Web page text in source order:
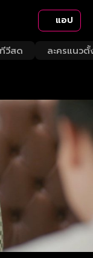
แอป
วีสด ละครแนวตั้